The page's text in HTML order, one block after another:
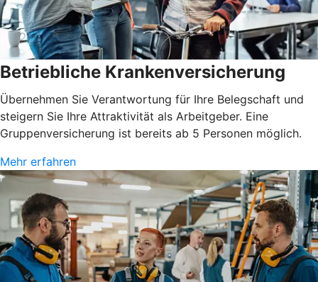
Betriebliche Krankenversicherung
Übernehmen Sie Verantwortung für Ihre Belegschaft und
steigern Sie Ihre Attraktivität als Arbeitgeber. Eine
Gruppenversicherung ist bereits ab 5 Personen möglich.
Mehr erfahren